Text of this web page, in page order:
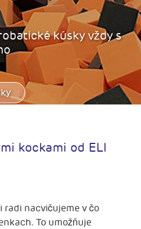
kúsky vždy s
kockami od ELI
nacvičujeme v čo
To umožňuje